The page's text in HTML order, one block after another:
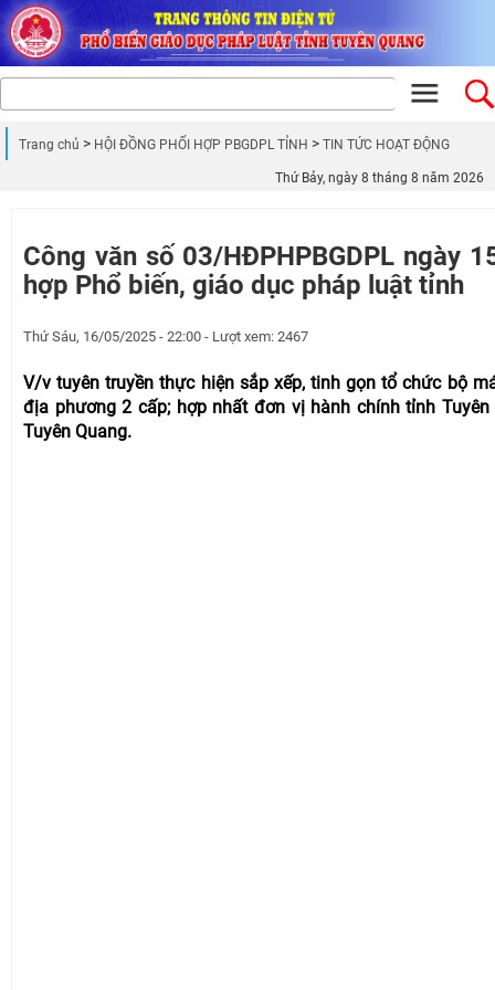
Trang chủ HỘI ĐỒNG PHỐI HỢP PBGDPL TỈNH TIN TỨC HOẠT ĐỘNG
Thứ Bảy, ngày 8 tháng 8 năm 2026
Công văn số 03/HĐPHPBGDPL ngày
hợp Phổ biến, giáo dục pháp luật tỉnh
Thứ Sáu, 16/05/2025 - 22:00 - Lượt xem: 2467
V/v tuyên truyền thực hiện sắp xếp, tinh gọn tổ chức bộ
địa phương 2 cấp; hợp nhất đơn vị hành chính tỉnh
Tuyên Quang.